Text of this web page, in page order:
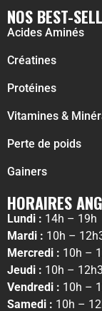
NOS BEST-
Acides Aminés
Créatines
Protéines
Vitamines &
Perte de poids
Gainers
HORAIRES
Lundi : 14h – 19h
Mardi : 10h –
Mercredi : 10h –
Jeudi : 10h –
Vendredi : 10h –
Samedi : 10h –